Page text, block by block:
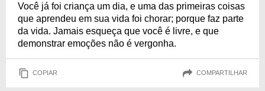
Você já foi criança um dia, e uma das primeiras coisas
que aprendeu em sua vida foi chorar; porque faz parte
da vida. Jamais esqueça que você é livre, e que
demonstrar emoções não é vergonha.
COPIAR COMPARTILHAR